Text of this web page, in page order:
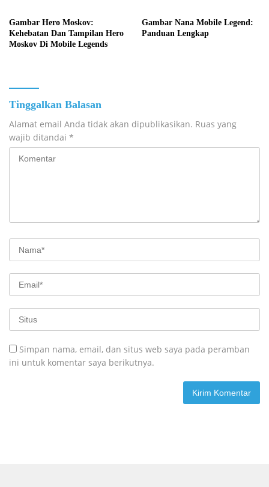
Gambar Hero Moskov:
Kehebatan Dan Tampilan Hero
Moskov Di Mobile Legends
Gambar Nana Mobile Legend:
Panduan Lengkap
Tinggalkan Balasan
Alamat email Anda tidak akan dipublikasikan. Ruas yang
wajib ditandai *
Simpan nama, email, dan situs web saya pada peramban
ini untuk komentar saya berikutnya.